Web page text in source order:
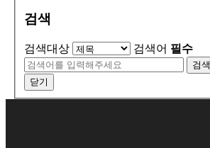
검색
검색대상 검색어 필수
검색
닫기